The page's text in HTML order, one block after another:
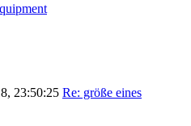
23:50:25 Re: größe eines